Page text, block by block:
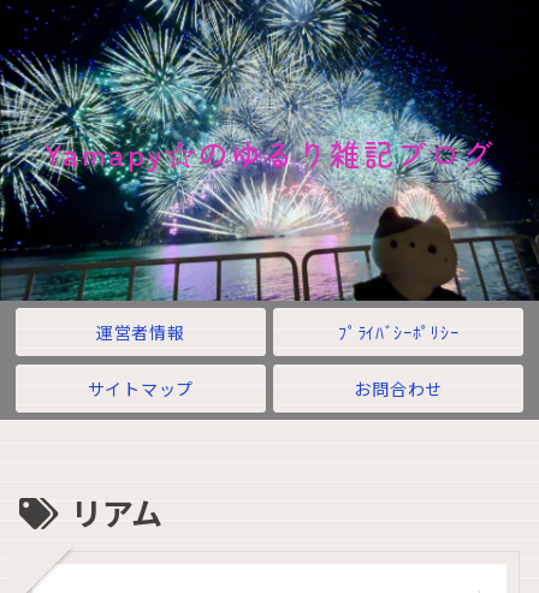
Yamapy☆のゆるり雑記ブログ
運営者情報 ﾌﾟﾗｲﾊﾞｼｰﾎﾟﾘｼｰ
サイトマップ お問合わせ
リアム